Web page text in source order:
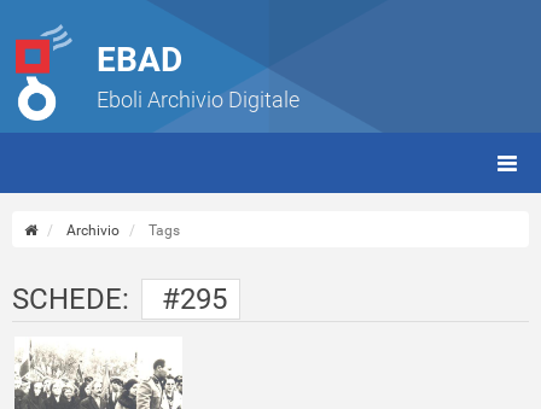
EBAD
Eboli Archivio Digitale
Archivio Tags
SCHEDE: #295